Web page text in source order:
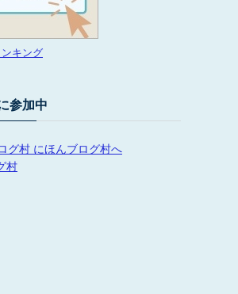
キング
参加中
村